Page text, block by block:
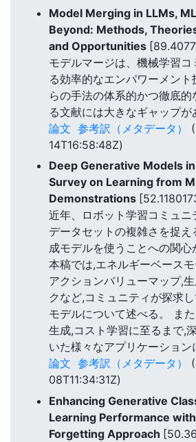
Model Merging in LLMs,
Beyond: Methods,
and Opportunities
モデルマージは、機械学習コ
る効率的なエンパワーメン
らの手法の体系的かつ徹底
る文献には大きなギャップが
論文 参考訳（メタデータ）
14T16:58:48Z)
Deep Generative Models
Survey on Learning from
Demonstrations
近年、ロボット学習コミュニ
データセットの複雑さを捉え
成モデルを使うことへの関心
本稿では,エネルギーベース
アクションバリューマップ,
クなど,コミュニティが探求
モデルについて述べる。 ま
生成,コスト学習に至るまで,
いた様々なアプリケーション
論文 参考訳（メタデータ）
08T11:34:31Z)
Enhancing Generative
Learning Performance
Forgetting Approach